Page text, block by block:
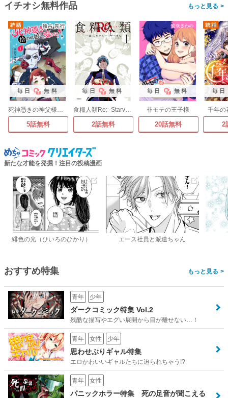
イチオシ無料作品 >
毎日 無料
死神憑きの神父様は、拾われ娘など愛さない
5話無料
毎日 無料
食糧人類Re: -Starving Re:velation-
2話無料
毎日 無料
非モテの王子様
20話無料
毎日
千年の
2
新たな才能を発掘！注目の投稿漫画
緋色の光（ひいろのひかり） エース社員と派遣ちゃん
おすすめ特集 >
青年 少年
ダークコミック特集 Vol.2
残酷な描写やエグい展開から目が離せない…！
青年 女性 少年
思わせぶりギャル特集
エロかわいいギャルたちに迫られちゃう!?
青年 女性
パニックホラー特集 死の足音が聞こえる